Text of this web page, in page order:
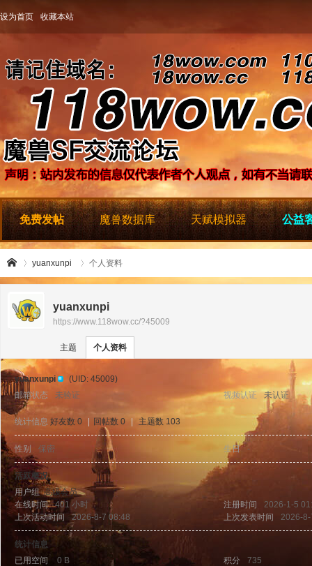
设为首页 收藏本站
免费发帖 魔兽数据库 天赋模拟器 公益
8w
yuanxunpi
›
个人资料
yuanxunpi
https://www.118wow.cc/?45009
主题 个人资料
yuanxunpi
(UID: 45009)
邮箱状态
未验证 视频认证 未认证
统计信息 好友数 0 回帖数 0 主题数 103
性别 保密 生日 -
活跃概况
用户组高级会员
在线时间
401 小时 注册时间
2026-1-5
上次活动时间
2026-8-7 08:48 上次发表时间 2026-
统计信息
已用空间
0 B 积分
735